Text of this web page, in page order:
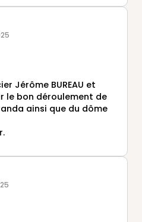
Jérôme BUREAU et
le bon déroulement de
ainsi que du dôme